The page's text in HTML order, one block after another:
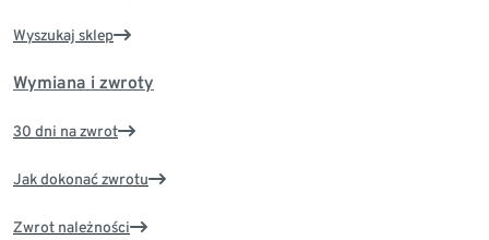
Wyszukaj sklep
Wymiana i zwroty
30 dni na zwrot
Jak dokonać zwrotu
Zwrot należności